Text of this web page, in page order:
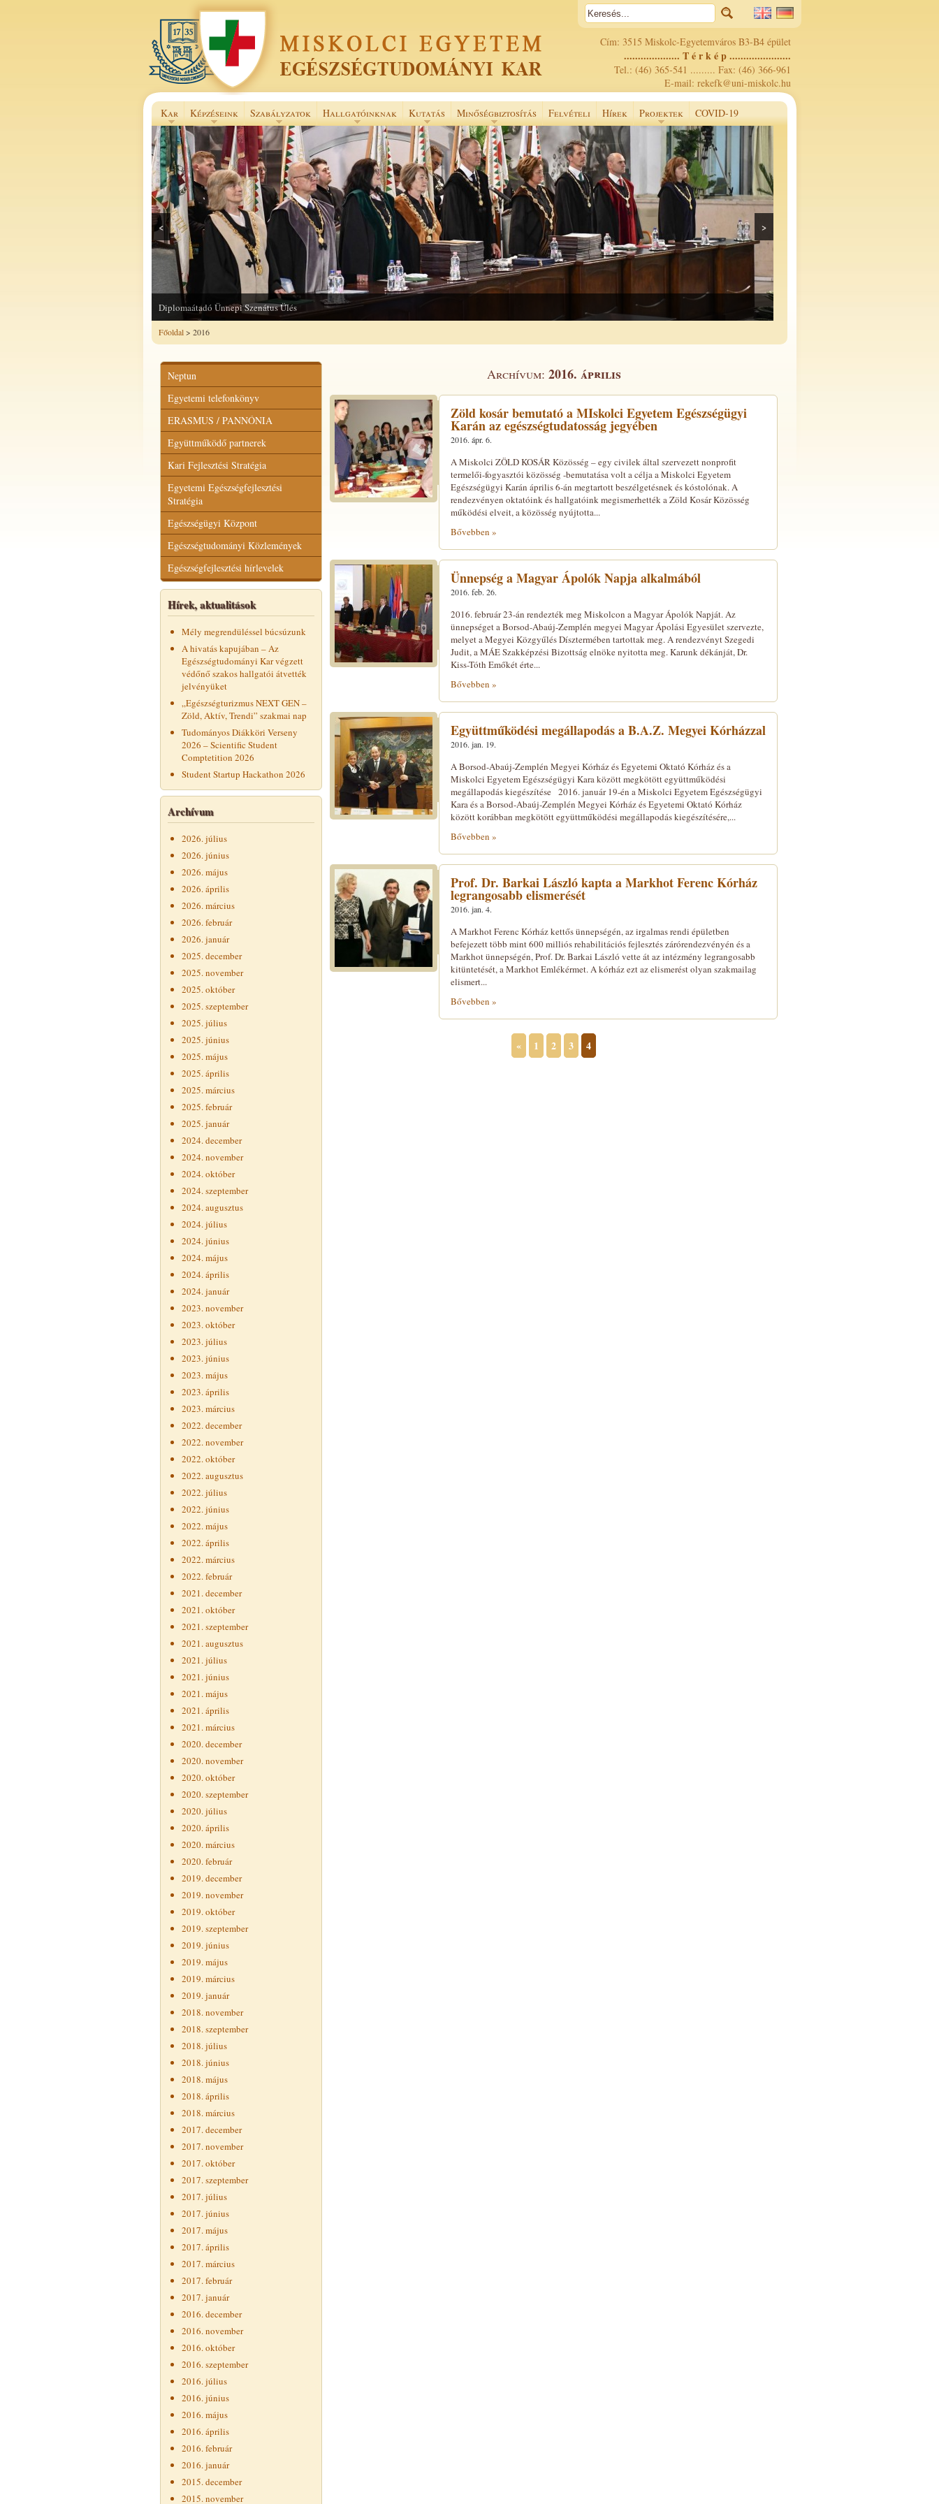
Cím: 3515 Miskolc-Egyetemváros B3-B4 épület
.................... T é r k é p ......................
Tel.: (46) 365-541 ......... Fax: (46) 366-961
E-mail: rekefk@uni-miskolc.hu
Kar Képzéseink Szabályzatok Hallgatóinknak Kutatás Minőségbiztosítás Felvételi Hírek Projektek COVID-19
Selye János Szakkollégium
< >
Főoldal> 2016
Neptun
Egyetemi telefonkönyv
ERASMUS / PANNÓNIA
Együttműködő partnerek
Kari Fejlesztési Stratégia
Egyetemi Egészségfejlesztési
Stratégia
Egészségügyi Központ
Egészségtudományi Közlemények
Egészségfejlesztési hírlevelek
Hírek, aktualitások
Mély megrendüléssel búcsúzunk
A hivatás kapujában – Az
Egészségtudományi Kar végzett
védőnő szakos hallgatói átvették
jelvényüket
„Egészségturizmus NEXT GEN –
Zöld, Aktív, Trendi” szakmai nap
Tudományos Diákköri Verseny
2026 – Scientific Student
Comptetition 2026
Student Startup Hackathon 2026
Archívum
2026. július
2026. június
2026. május
2026. április
2026. március
2026. február
2026. január
2025. december
2025. november
2025. október
2025. szeptember
2025. július
2025. június
2025. május
2025. április
2025. március
2025. február
2025. január
2024. december
2024. november
2024. október
2024. szeptember
2024. augusztus
2024. július
2024. június
2024. május
2024. április
2024. január
2023. november
2023. október
2023. július
2023. június
2023. május
2023. április
2023. március
2022. december
2022. november
2022. október
2022. augusztus
2022. július
2022. június
2022. május
2022. április
2022. március
2022. február
2021. december
2021. október
2021. szeptember
2021. augusztus
2021. július
2021. június
2021. május
2021. április
2021. március
2020. december
2020. november
2020. október
2020. szeptember
2020. július
2020. április
2020. március
2020. február
2019. december
2019. november
2019. október
2019. szeptember
2019. június
2019. május
2019. március
2019. január
2018. november
2018. szeptember
2018. július
2018. június
2018. május
2018. április
2018. március
2017. december
2017. november
2017. október
2017. szeptember
2017. július
2017. június
2017. május
2017. április
2017. március
2017. február
2017. január
2016. december
2016. november
2016. október
2016. szeptember
2016. július
2016. június
2016. május
2016. április
2016. február
2016. január
2015. december
2015. november
Archívum: 2016. április
Zöld kosár bemutató a MIskolci Egyetem Egészségügyi
Karán az egészségtudatosság jegyében
2016. ápr. 6.
A Miskolci ZÖLD KOSÁR Közösség – egy civilek által szervezett nonprofit
termelői-fogyasztói közösség -bemutatása volt a célja a Miskolci Egyetem
Egészségügyi Karán április 6-án megtartott beszélgetésnek és kóstolónak. A
rendezvényen oktatóink és hallgatóink megismerhették a Zöld Kosár Közösség
működési elveit, a közösség nyújtotta...
Bővebben »
Ünnepség a Magyar Ápolók Napja alkalmából
2016. feb. 26.
2016. február 23-án rendezték meg Miskolcon a Magyar Ápolók Napját. Az
ünnepséget a Borsod-Abaúj-Zemplén megyei Magyar Ápolási Egyesület szervezte,
melyet a Megyei Közgyűlés Dísztermében tartottak meg. A rendezvényt Szegedi
Judit, a MÁE Szakképzési Bizottság elnöke nyitotta meg. Karunk dékánját, Dr.
Kiss-Tóth Emőkét érte...
Bővebben »
Együttműködési megállapodás a B.A.Z. Megyei Kórházzal
2016. jan. 19.
A Borsod-Abaúj-Zemplén Megyei Kórház és Egyetemi Oktató Kórház és a
Miskolci Egyetem Egészségügyi Kara között megkötött együttműködési
megállapodás kiegészítése 2016. január 19-én a Miskolci Egyetem Egészségügyi
Kara és a Borsod-Abaúj-Zemplén Megyei Kórház és Egyetemi Oktató Kórház
között korábban megkötött együttműködési megállapodás kiegészítésére,...
Bővebben »
Prof. Dr. Barkai László kapta a Markhot Ferenc Kórház
legrangosabb elismerését
2016. jan. 4.
A Markhot Ferenc Kórház kettős ünnepségén, az irgalmas rendi épületben
befejezett több mint 600 milliós rehabilitációs fejlesztés zárórendezvényén és a
Markhot ünnepségén, Prof. Dr. Barkai László vette át az intézmény legrangosabb
kitüntetését, a Markhot Emlékérmet. A kórház ezt az elismerést olyan szakmailag
elismert...
Bővebben »
« 1 2 3 4